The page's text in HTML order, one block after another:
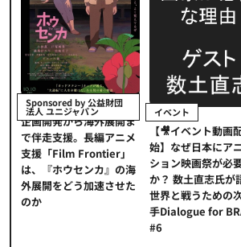
Sponsored by 公益財団
法人 ユニジャパン
企画開発から海外展開ま
で伴走支援。長編アニメ
支援「Film Frontier」
は、『ホウセンカ』の海
外展開をどう加速させた
のか
イベント
【🎥イベント動画
始】なぜ日本にア
ション映画祭が必
か？ 数土直志氏が
世界と戦うための
手Dialogue for
#6